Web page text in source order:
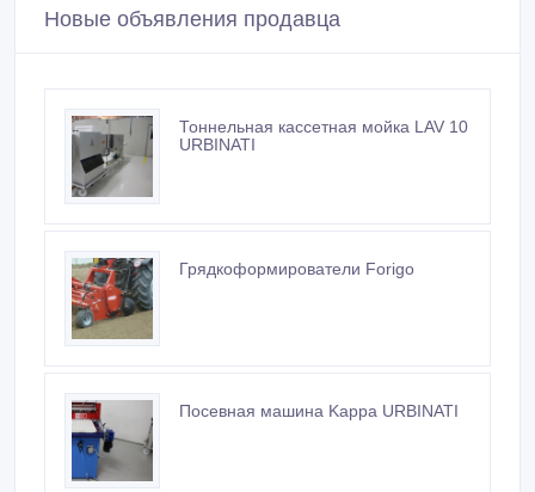
Новые объявления продавца
Тоннельная кассетная мойка LAV 10
URBINATI
Грядкоформирователи Forigo
Посевная машина Kappa URBINATI